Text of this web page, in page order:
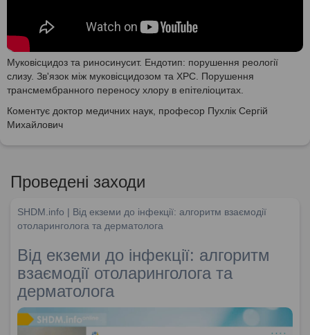
Муковісцидоз та риносинусит. Ендотип: порушення реології
слизу. Зв'язок між муковісцидозом та ХРС. Порушення
трансмембранного переносу хлору в епітеліоцитах.
Коментує доктор медичних наук, професор Пухлік Сергій
Михайлович
Проведені заходи
SHDM.info | Від екземи до інфекції: алгоритм взаємодії
отоларинголога та дерматолога
Від екземи до інфекції: алгоритм
взаємодії отоларинголога та
дерматолога